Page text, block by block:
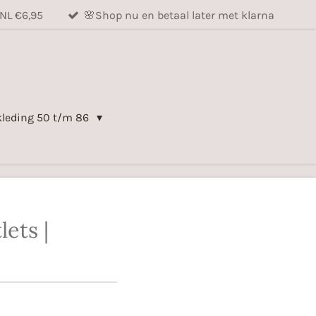
€6,95 🌸Shop nu en betaal later met klarna
50 t/m 86
|